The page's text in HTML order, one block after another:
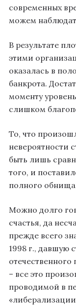
современных
можем
В результате
этими
оказалась в
банкрота.
моменту
слишком
То, что
невероятности
быть лишь
того, и
полного
Можно долго
счастья, да
прежде всего
1998 г., давшую
– все это
проводимой в